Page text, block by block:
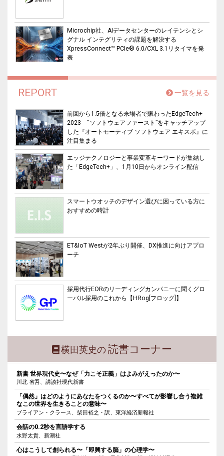
Microchip社、AIデータセンターのレイテンシとシ
グナル インテグリティの課題を解決する
XpressConnect™ PCIe® 6.0/CXL 3.1リタイマを発
表
REPORT 一覧を見る
前回から1.5倍となる来場者で賑わったEdgeTech+
2023 “ソフトウェアファースト”をキャッチアップ
した『オートモーティブ ソフトウェア エキスポ』に
注目集まる
エッジテクノロジーと事業変革キーワードが集結し
た「EdgeTech+」、1月10日からオンライン配信
スマートウオッチのデザイン選びに困っている方に
おすすめの時計
ET&IoT Westが2年ぶり開催、DX推進に向けアプロ
ーチ
採用代行EORのリーディングカンパニーに聞くグロ
ーバル採用のこれから【HRog[フロッグ]】
横田英史の読書コーナー
新書 世界現代史〜なぜ「力こそ正義」はよみがえったのか〜
川北 省吾、講談社現代新書
「偶然」はどのようにあなたをつくるのか〜すべてが影響し合う複雑
なこの世界を生きることの意味〜
ブライアン・クラース、柴田裕之・訳、東洋経済新報社
会話の0.2秒を言語学する
水野太貴、新潮社
心はこうして創られる〜「即興する脳」の心理学〜